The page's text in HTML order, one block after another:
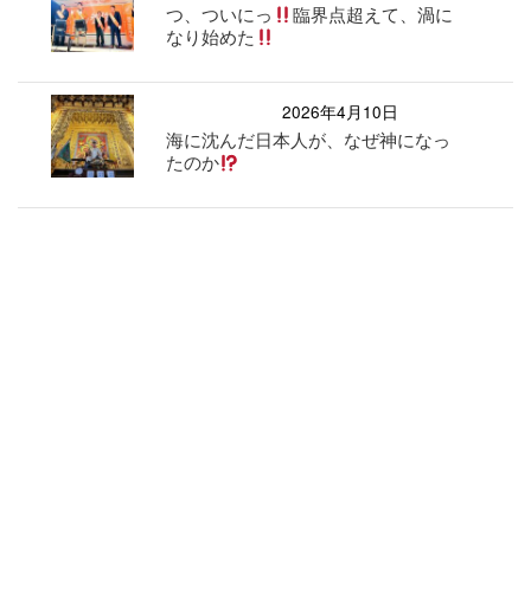
つ、ついにっ
臨界点超えて、渦に
なり始めた
2026年4月10日
海に沈んだ日本人が、なぜ神になっ
たのか